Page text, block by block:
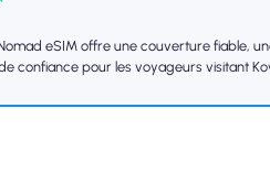
eSIM offre une couverture fiable,
confiance pour les voyageurs visitant